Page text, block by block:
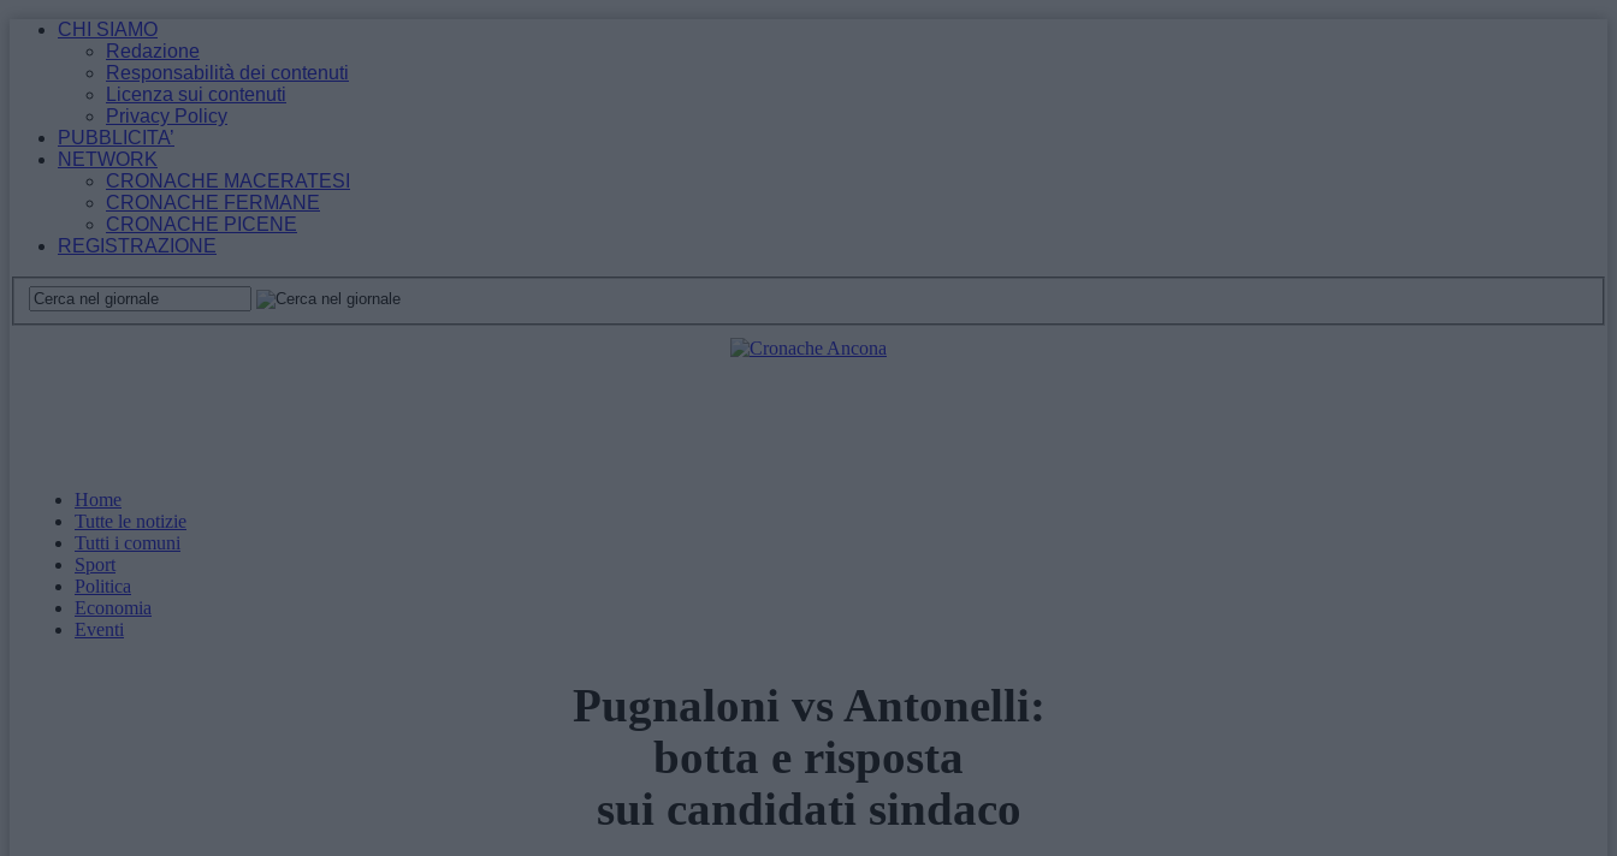
CHI SIAMO
Redazione
Responsabilità dei contenuti
Licenza sui contenuti
Privacy Policy
PUBBLICITA’
NETWORK
CRONACHE MACERATESI
CRONACHE FERMANE
CRONACHE PICENE
REGISTRAZIONE
Home
Tutte le notizie
Tutti i comuni
Sport
Politica
Economia
Eventi
Pugnaloni vs Antonelli:
botta e risposta
sui candidati sindaco